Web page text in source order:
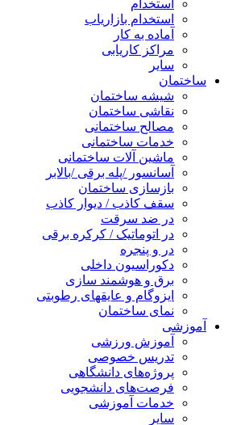
استخدام
استخدام بازاریاب
آماده به کار
مراکز کاریابی
سایر
ساختمان
شیشه ساختمان
نقاشی ساختمان
مصالح ساختمانی
خدمات ساختمانی
ماشین آلات ساختمانی
آسانسور /پله برقی /بالابر
بازسازی ساختمان
سقف کاذب / دیوار کاذب
در ضد سرقت
در اتوماتیک / کرکره برقی
در و پنجره
دکوراسیون داخلی
برق و هوشمند سازی
ایزوگام و عایقهای رطوبتی
نمای ساختمان
آموزشی
آموزش ورزشی
تدریس خصوصی
پروژه‌های دانشگاهی
فرصت‌های دانشجویی
خدمات آموزشی
سایر